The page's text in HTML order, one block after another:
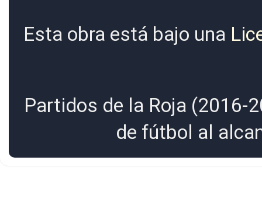
Esta obra está bajo una
Partidos de la Roja (2016-
de fútbol al